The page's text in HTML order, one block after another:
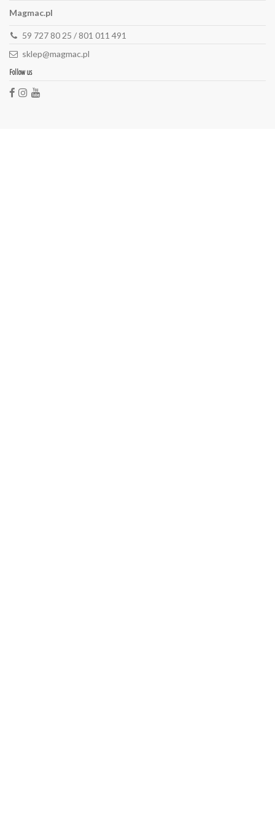
Magmac.pl
59 727 80 25 / 801 011 491
sklep@magmac.pl
Follow us